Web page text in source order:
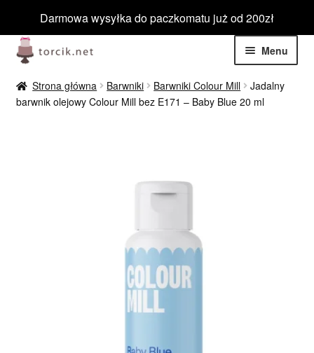
Darmowa wysyłka do paczkomatu już od 200zł
Przejdź
do
nawigacji
Przejdź
do
treści
Menu
Jadalne
Rozwiń
Ozdoby na tort weselny
Strona główna Barwniki Barwniki Colour Mill
Jadalny
barwnik olejowy Colour Mill bez E171 – Baby Blue 20 ml